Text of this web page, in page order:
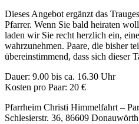
Dieses Angebot ergänzt das
Pfarrer. Wenn Sie bald heiraten
laden wir Sie recht herzlich ein,
wahrzunehmen. Paare, die bisher
übereinstimmend, dass sich dieser
Dauer: 9.00 bis ca. 16.30 Uhr
Kosten pro Paar: 20 €
Pfarrheim Christi Himmelfahrt –
Schlesierstr. 36, 86609 Donauwörth